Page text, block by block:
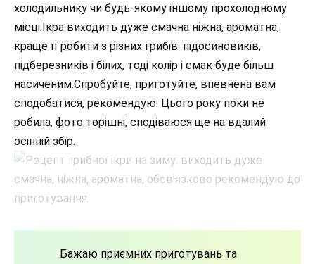
холодильнику чи будь-якому іншому прохолодному
місці.Ікра виходить дуже смачна ніжна, ароматна,
краще її робити з різних грибів: підосиновиків,
підберезників і білих, тоді колір і смак буде більш
насиченим.Спробуйте, приготуйте, впевнена вам
сподобатися, рекомендую. Цього року поки не
робила, фото торішні, сподіваюся ще на вдалий
осінній збір.
Бажаю приємних приготувань та